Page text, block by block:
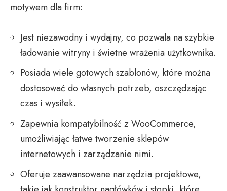
motywem dla firm:
Jest niezawodny i wydajny, co pozwala na szybkie
ładowanie witryny i świetne wrażenia użytkownika.
Posiada wiele gotowych szablonów, które można
dostosować do własnych potrzeb, oszczędzając
czas i wysiłek.
Zapewnia kompatybilność z WooCommerce,
umożliwiając łatwe tworzenie sklepów
internetowych i zarządzanie nimi.
Oferuje zaawansowane narzędzia projektowe,